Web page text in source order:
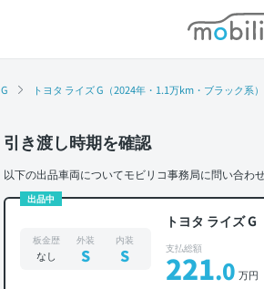
モ
G トヨタ ライズ G（2024年・1.1万km・ブラック系）
引き渡し時期を確認
以下の出品車両についてモビリコ事務局に問い合わせ
出品中
トヨタ ライズ G
板金歴
なし
外装
S
内装
S 支払総額
221.0 万円